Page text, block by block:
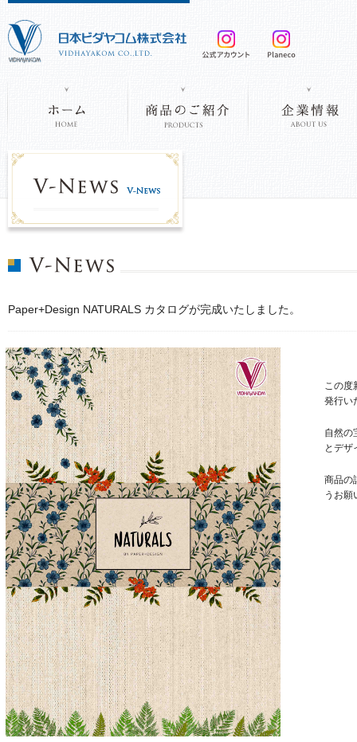
Paper+Design NATURALS カタログが完成いたしました。
この度
発行い
自然の
とデザ
商品の
うお願